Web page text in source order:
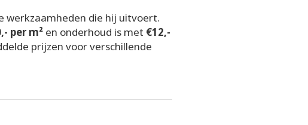
werkzaamheden die hij uitvoert.
per m² en onderhoud is met €12,-
prijzen voor verschillende